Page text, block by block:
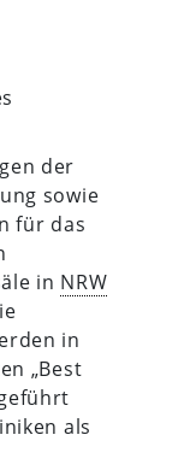
der
sowie
für das
in NRW
in
„Best
als